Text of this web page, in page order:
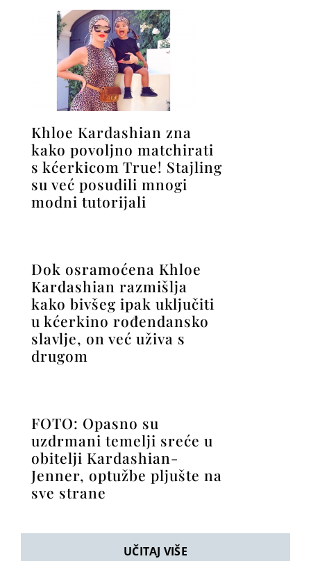
Khloe Kardashian zna
kako povoljno matchirati
s kćerkicom True! Stajling
su već posudili mnogi
modni tutorijali
Dok osramoćena Khloe
Kardashian razmišlja
kako bivšeg ipak uključiti
u kćerkino rođendansko
slavlje, on već uživa s
drugom
FOTO: Opasno su
uzdrmani temelji sreće u
obitelji Kardashian-
Jenner, optužbe pljušte na
sve strane
UČITAJ VIŠE